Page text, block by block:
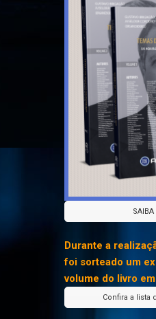
Durante a
foi sorteado um
volume do livro em